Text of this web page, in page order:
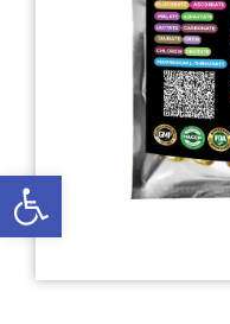
פתח